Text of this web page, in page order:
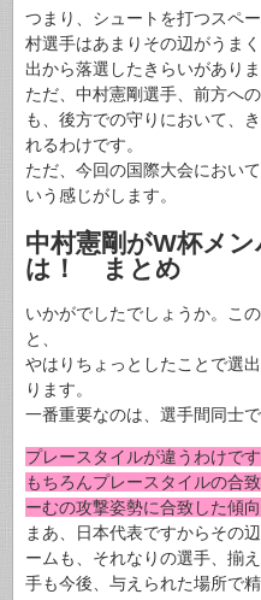
つまり、シュートを打つスペ
村選手はあまりその辺がうま
出から落選したきらいがありま
ただ、中村憲剛選手、前方へ
も、後方での守りにおいて、
れるわけです。
ただ、今回の国際大会におい
いう感じがします。
中村憲剛がW杯メ
は！ まとめ
いかがでしたでしょうか。こ
と、
やはりちょっとしたことで選
ります。
一番重要なのは、選手間同士
プレースタイルが違うわけで
もちろんプレースタイルの合
ーむの攻撃姿勢に合致した傾
まあ、日本代表ですからその
ームも、それなりの選手、揃
手も今後、与えられた場所で